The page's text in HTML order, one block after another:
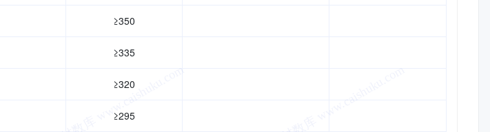
≥350
≥335
≥320
≥295